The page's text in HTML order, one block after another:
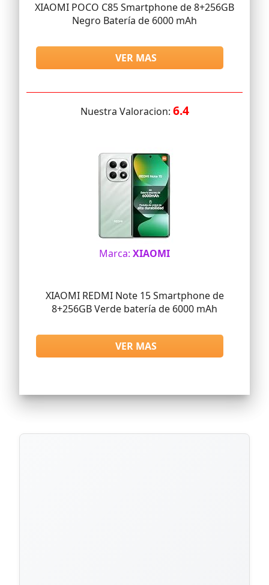
XIAOMI POCO C85 Smartphone de 8+256GB
Negro Batería de 6000 mAh
VER MAS
Nuestra Valoracion: 6.4
Marca: XIAOMI
XIAOMI REDMI Note 15 Smartphone de
8+256GB Verde batería de 6000 mAh
VER MAS